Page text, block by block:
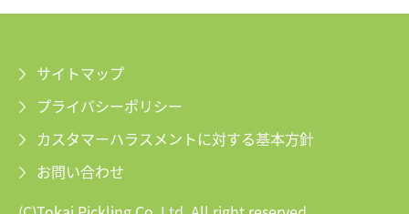
サイトマップ
プライバシーポリシー
カスタマーハラスメントに対する基本方針
お問い合わせ